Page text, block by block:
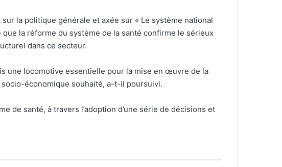
la politique générale et axée sur « Le système national
la réforme du système de la santé confirme le sérieux
dans ce secteur.
une locomotive essentielle pour la mise en œuvre de la
économique souhaité, a-t-il poursuivi.
de santé, à travers l’adoption d’une série de décisions et